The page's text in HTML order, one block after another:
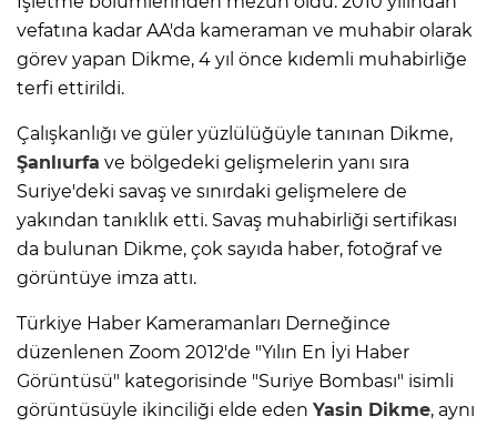
vefatına kadar AA'da kameraman ve muhabir olarak
görev yapan Dikme, 4 yıl önce kıdemli muhabirliğe
terfi ettirildi.
Çalışkanlığı ve güler yüzlülüğüyle tanınan Dikme,
Şanlıurfa ve bölgedeki gelişmelerin yanı sıra
Suriye'deki savaş ve sınırdaki gelişmelere de
yakından tanıklık etti. Savaş muhabirliği sertifikası
da bulunan Dikme, çok sayıda haber, fotoğraf ve
görüntüye imza attı.
Türkiye Haber Kameramanları Derneğince
düzenlenen Zoom 2012'de "Yılın En İyi Haber
Görüntüsü" kategorisinde "Suriye Bombası" isimli
görüntüsüyle ikinciliği elde eden Yasin Dikme, aynı